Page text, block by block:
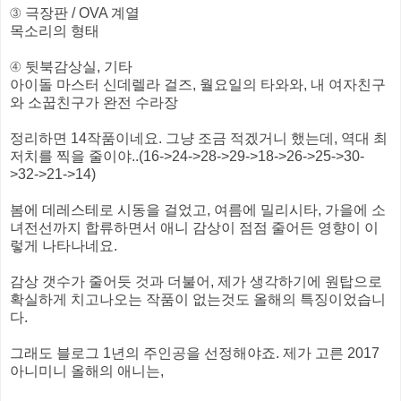
③ 극장판 / OVA 계열
목소리의 형태
④ 뒷북감상실, 기타
아이돌 마스터 신데렐라 걸즈, 월요일의 타와와, 내 여자친구
와 소꿉친구가 완전 수라장
정리하면 14작품이네요. 그냥 조금 적겠거니 했는데, 역대 최
저치를 찍을 줄이야..(16->24->28->29->18->26->25->30-
>32->21->14)
봄에 데레스테로 시동을 걸었고, 여름에 밀리시타, 가을에 소
녀전선까지 합류하면서 애니 감상이 점점 줄어든 영향이 이
렇게 나타나네요.
감상 갯수가 줄어듯 것과 더불어, 제가 생각하기에 원탑으로
확실하게 치고나오는 작품이 없는것도 올해의 특징이었습니
다.
그래도 블로그 1년의 주인공을 선정해야죠. 제가 고른 2017
아니미니 올해의 애니는,